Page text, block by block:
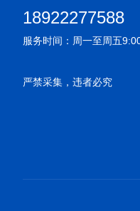
18922277588
服务时间：周一至周五
严禁采集，违者必究